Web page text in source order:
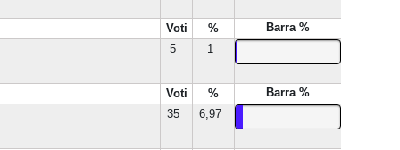
Voti %
Barra %
5
1
Voti %
Barra %
35
6,97